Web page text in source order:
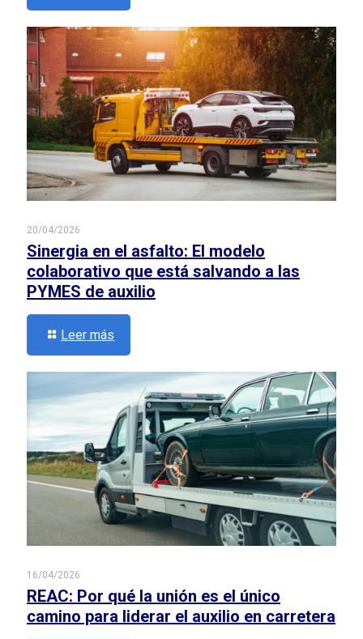
20/04/2026
Sinergia en el asfalto: El modelo
colaborativo que está salvando a las
PYMES de auxilio
Leer más
16/04/2026
REAC: Por qué la unión es el único
camino para liderar el auxilio en carretera